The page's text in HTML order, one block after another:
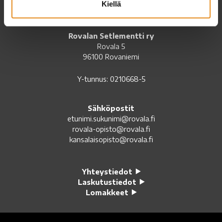
Kiellä
Setlementtiliiton jäsen
Rovalan Setlementti ry
Rovala 5
96100 Rovaniemi
Y-tunnus: 0210668-5
Sähköpostit
etunimi.sukunimi@rovala.fi
rovala-opisto@rovala.fi
kansalaisopisto@rovala.fi
Yhteystiedot
Laskutustiedot
Lomakkeet